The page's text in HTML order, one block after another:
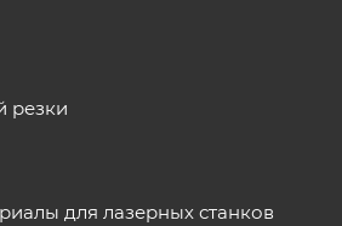
резки
для лазерных станков